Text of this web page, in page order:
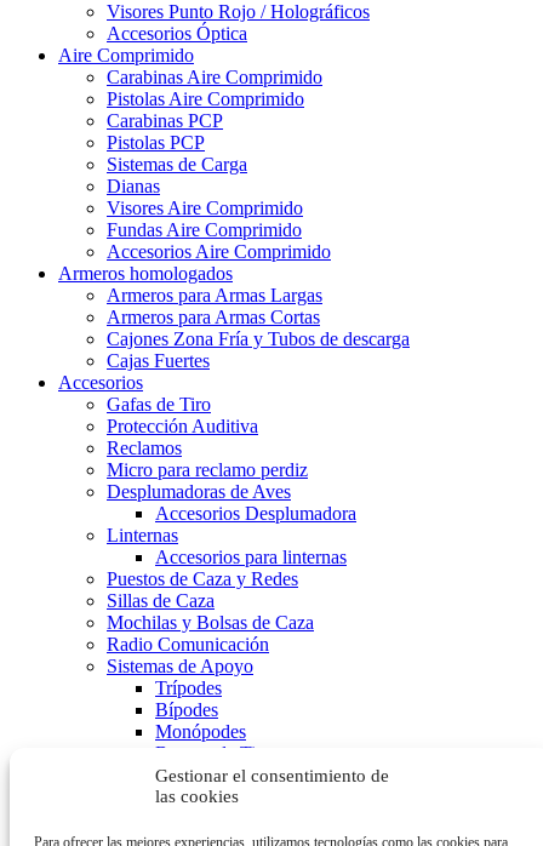
Gestionar el consentimiento de
las cookies
Para ofrecer las mejores experiencias, utilizamos tecnologías como las cookies para
Visores Punto Rojo / Holográficos
Accesorios Óptica
Aire Comprimido
Carabinas Aire Comprimido
Pistolas Aire Comprimido
Carabinas PCP
Pistolas PCP
Sistemas de Carga
Dianas
Visores Aire Comprimido
Fundas Aire Comprimido
Accesorios Aire Comprimido
Armeros homologados
Armeros para Armas Largas
Armeros para Armas Cortas
Cajones Zona Fría y Tubos de descarga
Cajas Fuertes
Accesorios
Gafas de Tiro
Protección Auditiva
Reclamos
Micro para reclamo perdiz
Desplumadoras de Aves
Accesorios Desplumadora
Linternas
Accesorios para linternas
Puestos de Caza y Redes
Sillas de Caza
Mochilas y Bolsas de Caza
Radio Comunicación
Sistemas de Apoyo
Trípodes
Bípodes
Monópodes
Bancos de Tiro
Sacos de Apoyo
Artículos para perros
Collares Adiestramiento